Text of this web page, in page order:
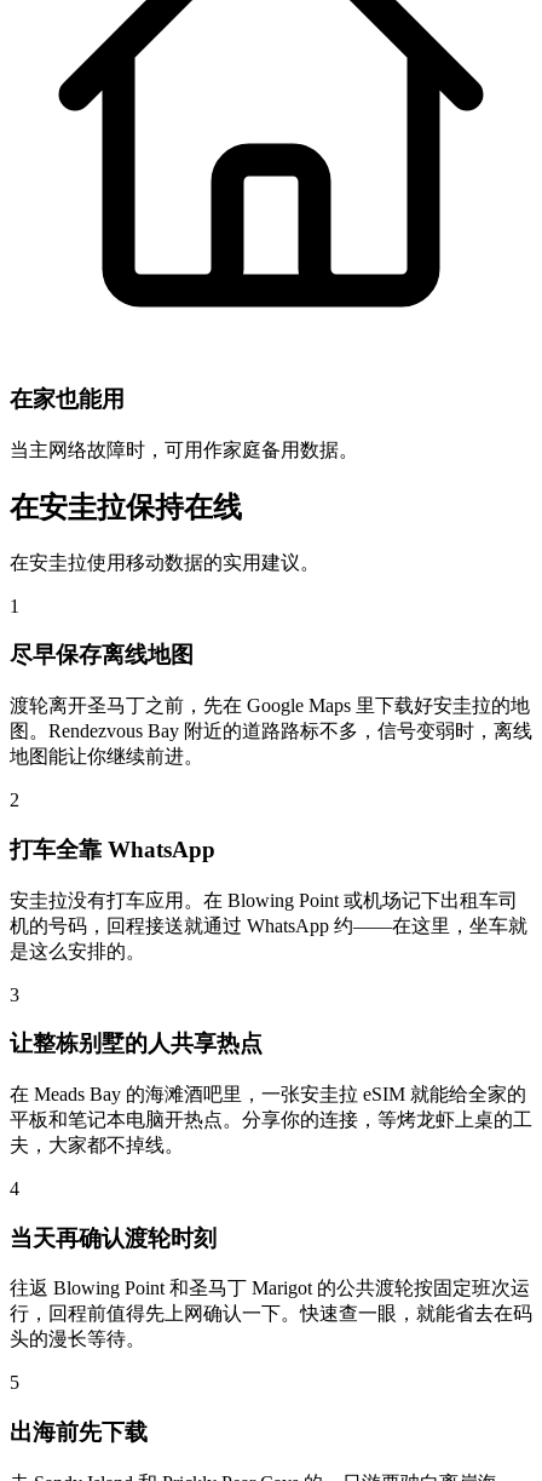
在家也能用
当主网络故障时，可用作家庭备用数据。
在安圭拉保持在线
在安圭拉使用移动数据的实用建议。
1
尽早保存离线地图
渡轮离开圣马丁之前，先在 Google Maps 里下载好安圭拉的地
图。Rendezvous Bay 附近的道路路标不多，信号变弱时，离线
地图能让你继续前进。
2
打车全靠 WhatsApp
安圭拉没有打车应用。在 Blowing Point 或机场记下出租车司
机的号码，回程接送就通过 WhatsApp 约——在这里，坐车就
是这么安排的。
3
让整栋别墅的人共享热点
在 Meads Bay 的海滩酒吧里，一张安圭拉 eSIM 就能给全家的
平板和笔记本电脑开热点。分享你的连接，等烤龙虾上桌的工
夫，大家都不掉线。
4
当天再确认渡轮时刻
往返 Blowing Point 和圣马丁 Marigot 的公共渡轮按固定班次运
行，回程前值得先上网确认一下。快速查一眼，就能省去在码
头的漫长等待。
5
出海前先下载